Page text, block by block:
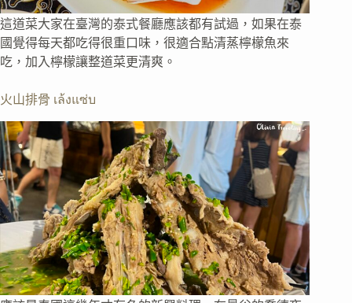
這道菜大家在臺灣的泰式餐廳應該都有試過，如果在泰
國覺得每天都吃得很重口味，很適合點清蒸檸檬魚來
吃，加入檸檬讓整道菜更清爽。
火山排骨 เล้งแซ่บ